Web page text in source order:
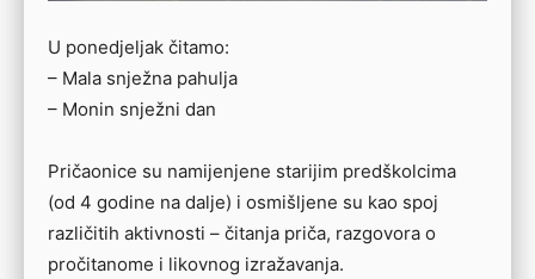
U ponedjeljak čitamo:
– Mala snježna pahulja
– Monin snježni dan
Pričaonice su namijenjene starijim predškolcima
(od 4 godine na dalje) i osmišljene su kao spoj
različitih aktivnosti – čitanja priča, razgovora o
pročitanome i likovnog izražavanja.